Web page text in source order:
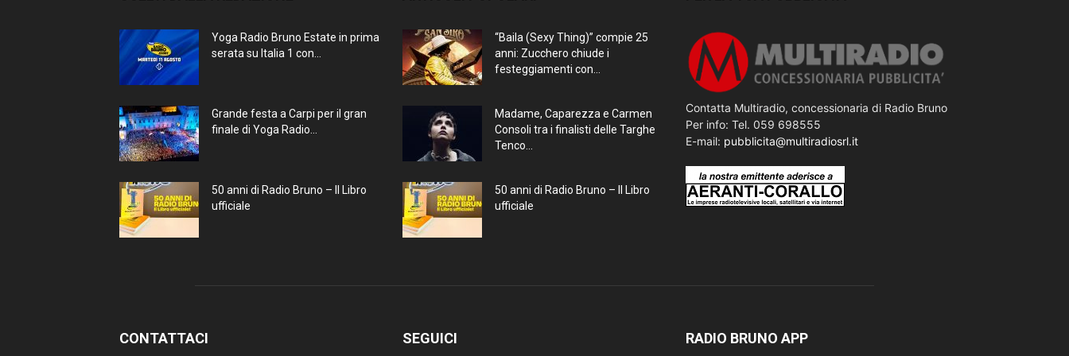
Yoga Radio Bruno Estate in prima
serata su Italia 1 con...
Grande festa a Carpi per il gran
finale di Yoga Radio...
50 anni di Radio Bruno – Il Libro
ufficiale
“Baila (Sexy Thing)” compie 25
anni: Zucchero chiude i
festeggiamenti con...
Madame, Caparezza e Carmen
Consoli tra i finalisti delle Targhe
Tenco...
50 anni di Radio Bruno – Il Libro
ufficiale
Contatta Multiradio, concessionaria di Radio Bruno
Per info: Tel. 059 698555
E-mail: pubblicita@multiradiosrl.it
CONTATTACI SEGUICI RADIO BRUNO APP